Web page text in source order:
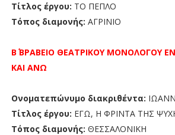
Τίτλος έργου: ΤΟ ΠΕΠΛΟ
Τόπος διαμονής: ΑΓΡΙΝΙΟ
Β΄ ΒΡΑΒΕΙΟ ΘΕΑΤΡΙΚΟΥ ΜΟΝΟΛΟΓΟΥ
ΚΑΙ ΑΝΩ
Ονοματεπώνυμο διακριθέντα:
Τίτλος έργου: ΕΓΩ, Η ΦΡΙΝΤΑ ΤΗΣ
Τόπος διαμονής: ΘΕΣΣΑΛΟΝΙΚΗ